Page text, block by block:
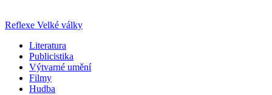
Reflexe Velké války
Literatura
Publicistika
Výtvarné umění
Filmy
Hudba